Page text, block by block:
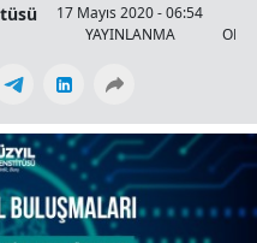
17 Mayıs 2020 - 06:54
YAYINLANMA